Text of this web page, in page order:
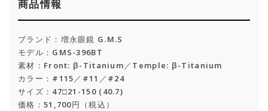
商品情報
ブランド：増永眼鏡 G.M.S
モデル：GMS-396BT
素材：Front: β-Titanium／Temple: β-Titanium
カラー：#115／#11／#24
サイズ：47□21-150 (40.7)
価格：51,700円（税込）